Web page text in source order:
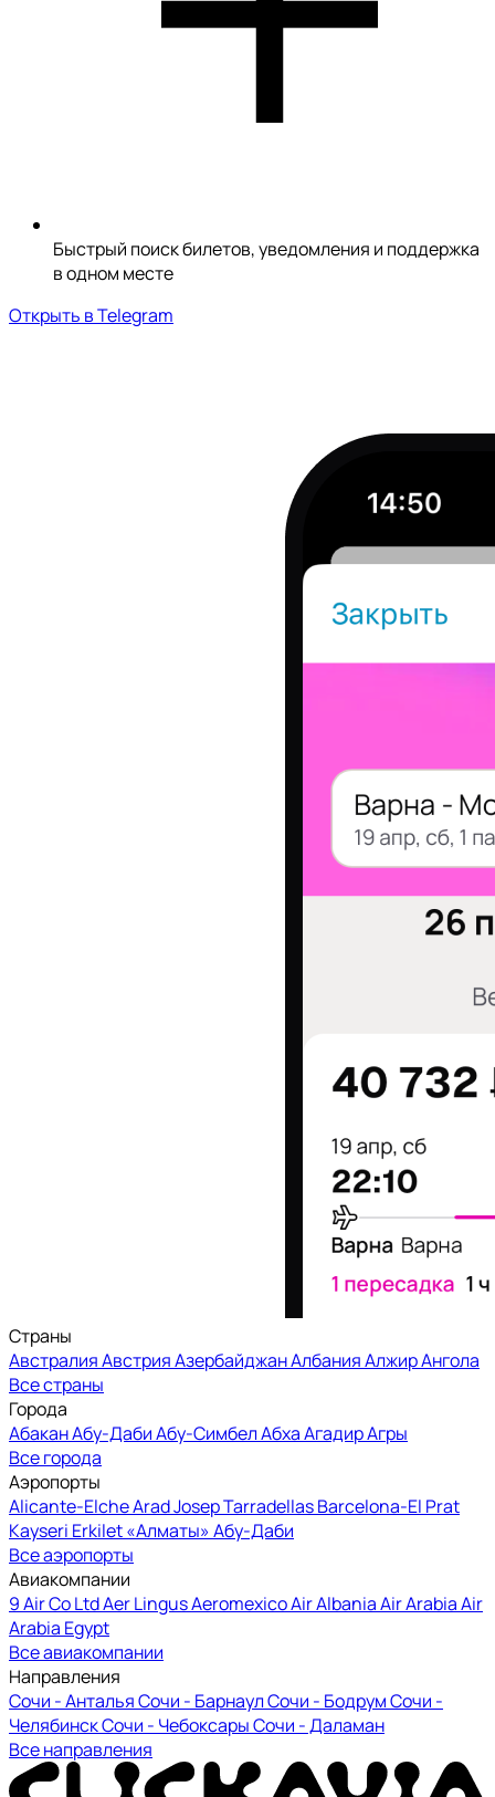
Быстрый поиск билетов, уведомления и поддержка
в одном месте
Открыть в Telegram
Страны
АвстралияАвстрияАзербайджанАлбанияАлжирАнгола
Все страны
Города
АбаканАбу-ДабиАбу-СимбелАбхаАгадирАгры
Все города
Аэропорты
Alicante-ElcheAradJosep Tarradellas Barcelona-El Prat
Kayseri Erkilet«Алматы»Абу-Даби
Все аэропорты
Авиакомпании
9 Air Co LtdAer LingusAeromexicoAir AlbaniaAir ArabiaAir
Arabia Egypt
Все авиакомпании
Направления
Сочи - АнтальяСочи - БарнаулСочи - БодрумСочи -
ЧелябинскСочи - ЧебоксарыСочи - Даламан
Все направления